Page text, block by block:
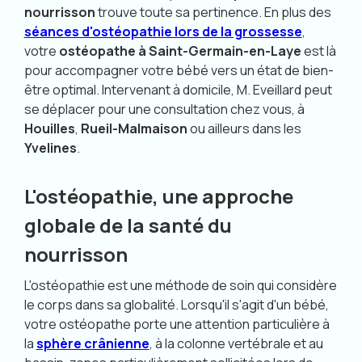
nourrissontrouve toute sa pertinence. En plus des
séances d'ostéopathie lors de la grossesse,
votre ostéopathe à Saint-Germain-en-Layeest là
pour accompagner votre bébé vers un état de bien-
être optimal. Intervenant à domicile, M. Eveillard peut
se déplacer pour une consultation chez vous, à
Houilles, Rueil-Malmaisonou ailleurs dans les
Yvelines.
L'ostéopathie, une approche
globale de la santé du
nourrisson
L'ostéopathie est une méthode de soin qui considère
le corps dans sa globalité. Lorsqu'il s'agit d'un bébé,
votre ostéopathe porte une attention particulière à
lasphère crânienne, à la colonne vertébrale et au